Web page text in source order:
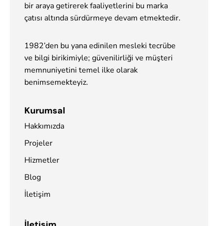
bir araya getirerek faaliyetlerini bu marka
çatısı altında sürdürmeye devam etmektedir.
1982’den bu yana edinilen mesleki tecrübe
ve bilgi birikimiyle; güvenilirliği ve müşteri
memnuniyetini temel ilke olarak
benimsemekteyiz.
Kurumsal
Hakkımızda
Projeler
Hizmetler
Blog
İletişim